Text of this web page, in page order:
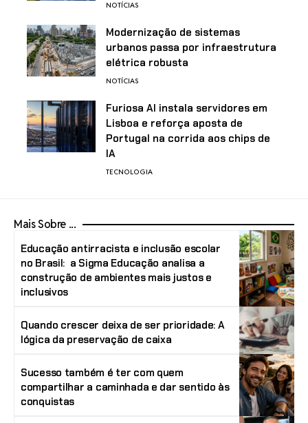
NOTÍCIAS
Modernização de sistemas
urbanos passa por infraestrutura
elétrica robusta
NOTÍCIAS
Furiosa AI instala servidores em
Lisboa e reforça aposta de
Portugal na corrida aos chips de
IA
TECNOLOGIA
Mais Sobre ...
Educação antirracista e inclusão escolar
no Brasil: a Sigma Educação analisa a
construção de ambientes mais justos e
inclusivos
Quando crescer deixa de ser prioridade: A
lógica da preservação de caixa
Sucesso também é ter com quem
compartilhar a caminhada e dar sentido às
conquistas